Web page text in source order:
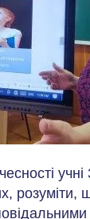
розуміти,